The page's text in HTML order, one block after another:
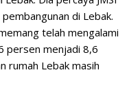
di Lebak.
telah mengalami
persen menjadi 8,6
rumah Lebak masih